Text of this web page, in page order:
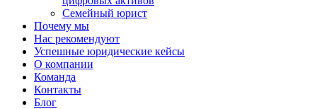
Семейный юрист
Почему мы
Нас рекомендуют
Успешные юридические кейсы
О компании
Команда
Контакты
Блог